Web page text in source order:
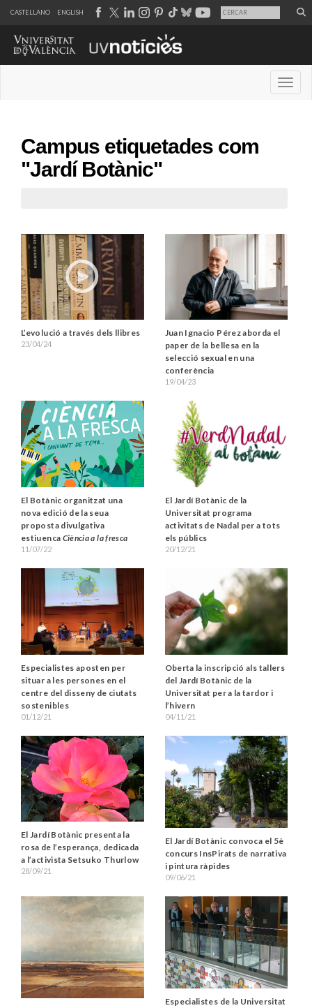
CASTELLANO ENGLISH
Campus etiquetades com
"Jardí Botànic"
L’evolució a través dels llibres
23/04/24
Juan Ignacio Pérez aborda el
paper de la bellesa en la
selecció sexual en una
conferència
19/04/23
El Botànic organitzat una
nova edició de la seua
proposta divulgativa
estiuenca Ciència a la fresca
11/07/22
El Jardí Botànic de la
Universitat programa
activitats de Nadal per a tots
els públics
20/12/21
Especialistes aposten per
situar a les persones en el
centre del disseny de ciutats
sostenibles
01/12/21
Oberta la inscripció als tallers
del Jardí Botànic de la
Universitat per a la tardor i
l’hivern
04/11/21
El Jardí Botànic presenta la
rosa de l’esperança, dedicada
a l’activista Setsuko Thurlow
28/09/21
El Jardí Botànic convoca el 5è
concurs InsPirats de narrativa
i pintura ràpides
09/06/21
Especialistes de la Universitat